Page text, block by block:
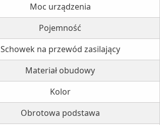
Moc urządzenia
Pojemność
Schowek na przewód zasilający
Materiał obudowy
Kolor
Obrotowa podstawa